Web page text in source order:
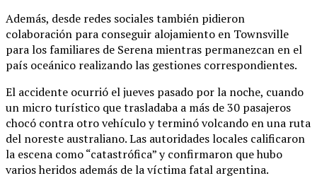
Además, desde redes sociales también pidieron
colaboración para conseguir alojamiento en Townsville
para los familiares de Serena mientras permanezcan en el
país oceánico realizando las gestiones correspondientes.
El accidente ocurrió el jueves pasado por la noche, cuando
un micro turístico que trasladaba a más de 30 pasajeros
chocó contra otro vehículo y terminó volcando en una ruta
del noreste australiano. Las autoridades locales calificaron
la escena como “catastrófica” y confirmaron que hubo
varios heridos además de la víctima fatal argentina.